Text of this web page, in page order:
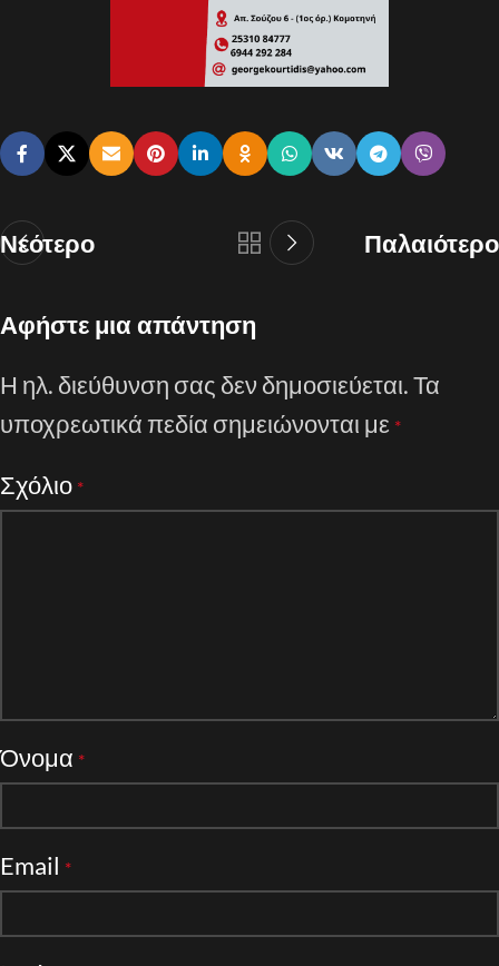
Νεότερο Παλαιότερο
Αφήστε μια απάντηση
Η ηλ. διεύθυνση σας δεν δημοσιεύεται.Τα
υποχρεωτικά πεδία σημειώνονται με *
Σχόλιο *
Όνομα *
Email *